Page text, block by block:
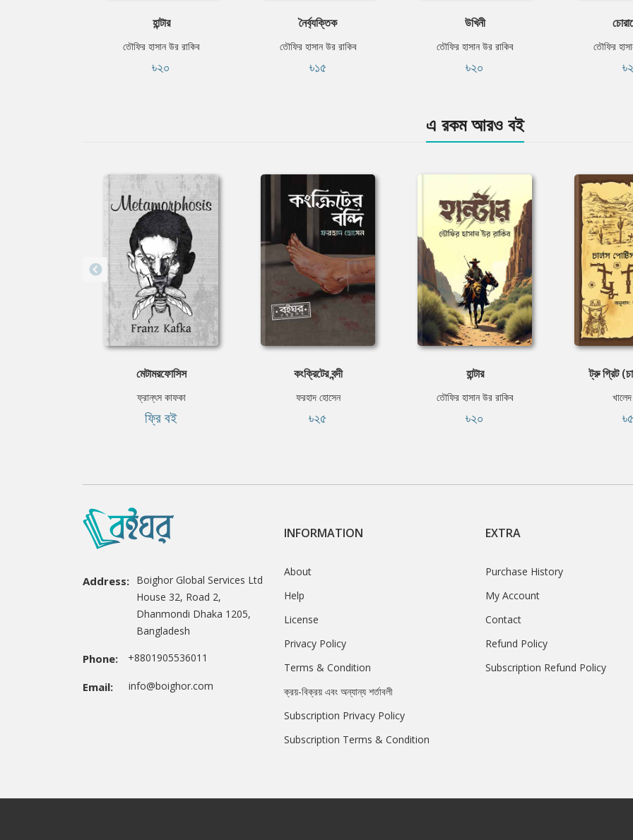
হান্টার
তৌফির হাসান উর রাকিব
৳২০
নৈর্ব্যক্তিক
তৌফির হাসান উর রাকিব
৳১৫
উখিনী
তৌফির হাসান উর রাকিব
৳২০
তৌফির
এ রকম আরও বই
মেটামরফোসিস
ফ্রান্‌ৎস কাফকা
ফ্রি বই
কংক্রিটের বন্দী
ফরহাদ হোসেন
৳২৫
হান্টার
তৌফির হাসান উর রাকিব
৳২০
ট্রু গ্রিট
Address: Boighor Global Services Ltd
House 32, Road 2,
Dhanmondi Dhaka 1205,
Bangladesh
Phone: +8801905536011
Email: info@boighor.com
INFORMATION
About
Help
License
Privacy Policy
Terms & Condition
ক্রয়-বিক্রয় এবং অন্যান্য শর্তাবলী
Subscription Privacy Policy
Subscription Terms & Condition
EXTRA
Purchase History
My Account
Contact
Refund Policy
Subscription Refund Policy